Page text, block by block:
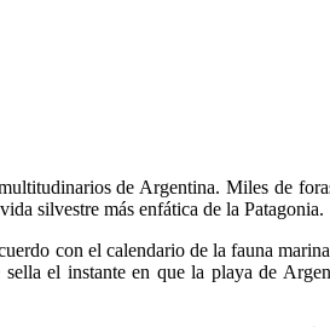
de Argentina. Miles de
silvestre más enfática de la Patagonia.
con el calendario de la fauna
el instante en que la playa de